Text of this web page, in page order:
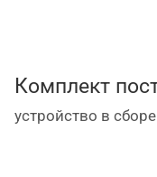
Комплект
устройство в сборе